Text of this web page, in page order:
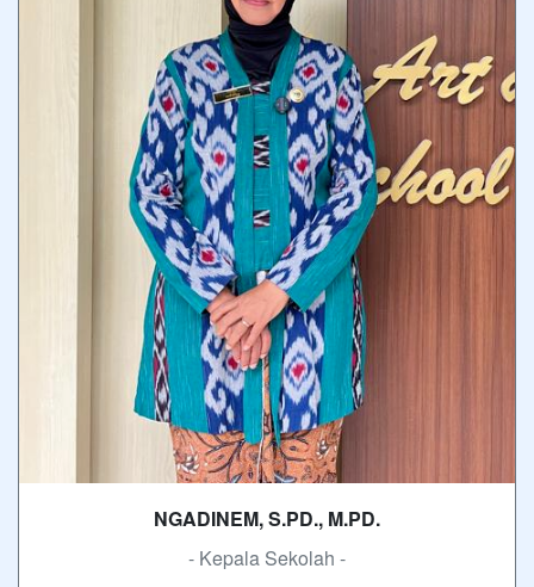
NGADINEM, S.PD., M.PD.
- Kepala Sekolah -